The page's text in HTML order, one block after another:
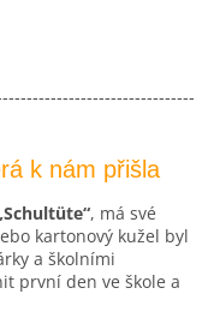
k nám přišla
, má své
kartonový kužel byl
a školními
první den ve škole a